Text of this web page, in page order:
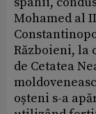
Mohamed al
Războieni, la
de Cetatea
oșteni s-a